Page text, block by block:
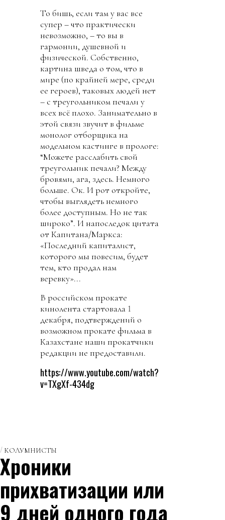
То бишь, если там у вас все
супер – что практически
невозможно, – то вы в
гармонии, душевной и
физической. Собственно,
картина шведа о том, что в
мире (по крайней мере, среди
ее героев), таковых людей нет
– с треугольником печали у
всех всё плохо. Занимательно в
этой связи звучит в фильме
монолог отборщика на
модельном кастинге в прологе:
“Можете расслабить свой
треугольник печали? Между
бровями, ага, здесь. Немного
больше. Ок. И рот откройте,
чтобы выглядеть немного
более доступным. Но не так
широко”. И напоследок цитата
от Капитана/Маркса:
«Последний капиталист,
которого мы повесим, будет
тем, кто продал нам
веревку»...
В российском прокате
кинолента стартовала 1
декабря, подтверждений о
возможном прокате фильма в
Казахстане наши прокатчики
редакции не предоставили.
https://www.youtube.com/watch?
v=TXgXf-434dg
КОЛУМНИСТЫ
Хроники
прихватизации или
9 дней одного года